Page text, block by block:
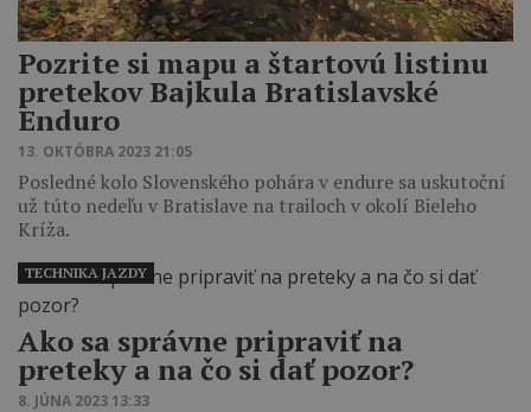
Pozrite si mapu a štartovú listinu
pretekov Bajkula Bratislavské
Enduro
13. OKTÓBRA 2023 21:05
Posledné kolo Slovenského pohára v endure sa uskutoční
už túto nedeľu v Bratislave na trailoch v okolí Bieleho
Kríža.
Ako sa správne pripraviť na
preteky a na čo si dať pozor?
8. JÚNA 2023 13:33
TECHNIKA JAZDY